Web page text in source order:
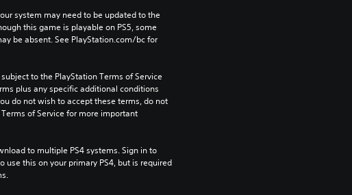
system may need to be updated to the
this game is playable on PS5, some
be absent. See PlayStation.com/bc for
to the PlayStation Terms of Service
plus any specific additional conditions
do not wish to accept these terms, do not
of Service for more important
to multiple PS4 systems. Sign in to
use this on your primary PS4, but is required